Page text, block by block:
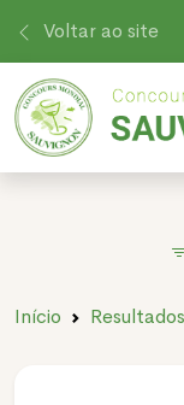
Voltar ao site
Início